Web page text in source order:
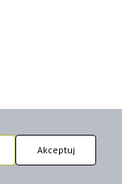
Akceptuj